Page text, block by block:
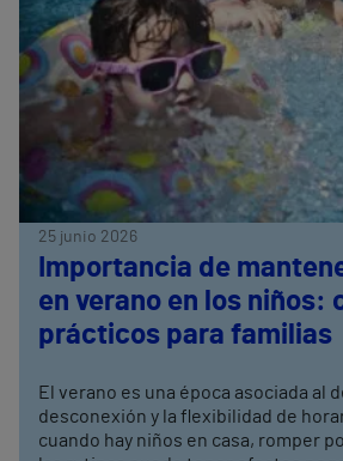
25 junio 2026
Importancia de
en verano en los niños:
prácticos para familias
El verano es una época asociada al
desconexión y la flexibilidad de
cuando hay niños en casa, romper